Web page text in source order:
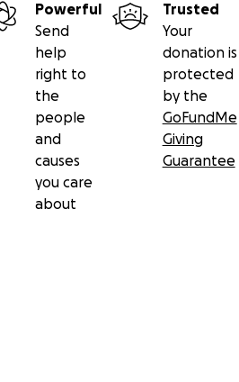
Powerful
Send
help
right to
the
people
and
causes
you care
about
Trusted
Your
donation is
protected
by the
GoFundMe
Giving
Guarantee